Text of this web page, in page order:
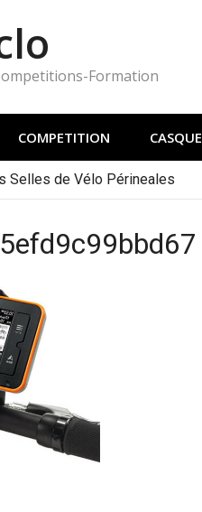
Formation
COMPETITION CASQUE
Selles de Vélo Périneales